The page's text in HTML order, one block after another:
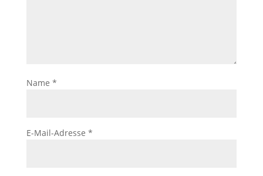
Name *
E-Mail-Adresse *